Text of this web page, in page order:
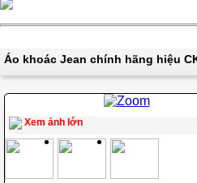
Áo khoác Jean chính hãng hiệu
Xem ảnh lớn